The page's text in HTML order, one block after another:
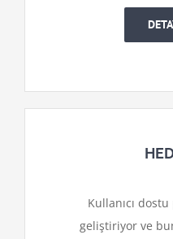
Kullanıcı
geliştiriyor ve